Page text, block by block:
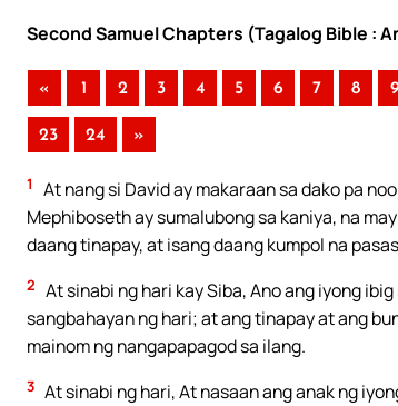
Second Samuel Chapters (Tagalog Bible :
« 1 2 3 4 5 6 7 8
23 24 »
1
At nang si David ay makaraan sa dako pa
Mephiboseth ay sumalubong sa kaniya, na
daang tinapay, at isang daang kumpol na
2 At sinabi ng hari kay Siba, Ano ang iyong
sangbahayan ng hari; at ang tinapay at ang
mainom ng nangapapagod sa ilang.
3 At sinabi ng hari, At nasaan ang anak ng